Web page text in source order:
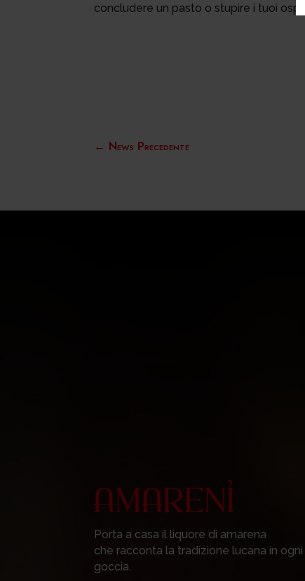
concludere un pasto o stupire i tuoi ospiti.
← News Precedente
Porta a casa il liquore di amarena
che racconta la tradizione lucana in ogni
goccia.